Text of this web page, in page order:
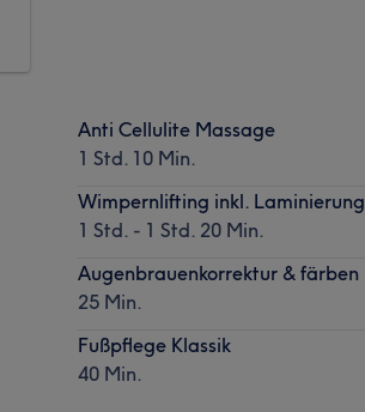
Anti Cellulite Massage
1 Std. 10 Min.
Wimpernlifting inkl. Laminierung
1 Std. - 1 Std. 20 Min.
Augenbrauenkorrektur & färben
25 Min.
Fußpflege Klassik
40 Min.